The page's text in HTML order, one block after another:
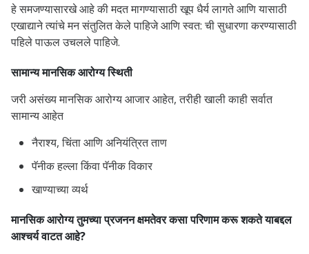
हे समजण्यासारखे आहे की मदत मागण्यासाठी खूप धैर्य लागते आणि यासाठी
एखाद्याने त्यांचे मन संतुलित केले पाहिजे आणि स्वत: ची सुधारणा करण्यासाठी
पहिले पाऊल उचलले पाहिजे.
सामान्य मानसिक आरोग्य स्थिती
जरी असंख्य मानसिक आरोग्य आजार आहेत, तरीही खाली काही सर्वात
सामान्य आहेत
नैराश्य, चिंता आणि अनियंत्रित ताण
पॅनीक हल्ला किंवा पॅनीक विकार
खाण्याच्या व्यर्थ
मानसिक आरोग्य तुमच्या प्रजनन क्षमतेवर कसा परिणाम करू शकते याबद्दल
आश्चर्य वाटत आहे?